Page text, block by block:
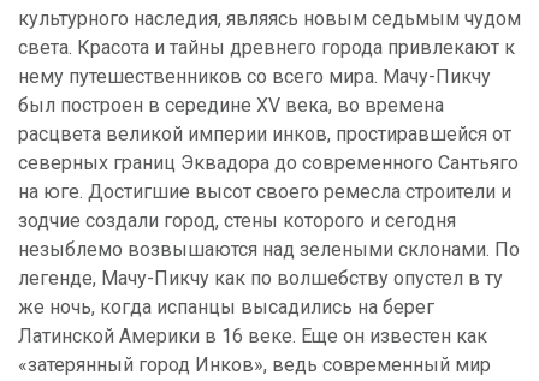
культурного наследия, являясь новым седьмым чудом
света. Красота и тайны древнего города привлекают к
нему путешественников со всего мира. Мачу-Пикчу
был построен в середине XV века, во времена
расцвета великой империи инков, простиравшейся от
северных границ Эквадора до современного Сантьяго
на юге. Достигшие высот своего ремесла строители и
зодчие создали город, стены которого и сегодня
незыблемо возвышаются над зелеными склонами. По
легенде, Мачу-Пикчу как по волшебству опустел в ту
же ночь, когда испанцы высадились на берег
Латинской Америки в 16 веке. Еще он известен как
«затерянный город Инков», ведь современный мир